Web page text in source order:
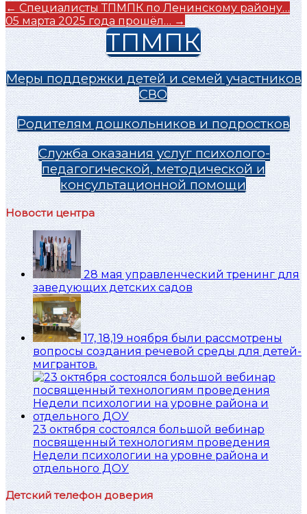
← Специалисты ТПМПК по Ленинскому району…
05 марта 2025 года прошёл… →
ТПМПК
Меры поддержки детей и семей участников
СВО
Родителям дошкольников и подростков
Служба оказания услуг психолого-
педагогической, методической и
консультационной помощи
Новости центра
28 мая управленческий тренинг для
заведующих детских садов
17, 18,19 ноября были рассмотрены
вопросы создания речевой среды для детей-
мигрантов.
23 октября состоялся большой вебинар
посвященный технологиям проведения
Недели психологии на уровне района и
отдельного ДОУ
Детский телефон доверия